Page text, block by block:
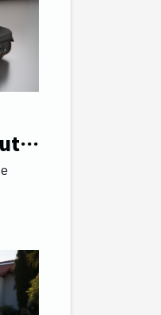
il